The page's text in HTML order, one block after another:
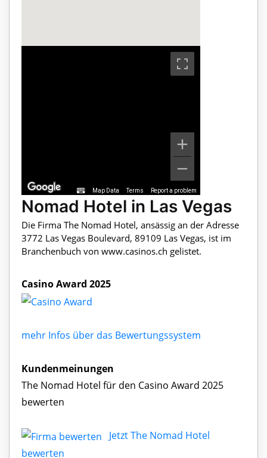
Map Data Terms Report a problem
Nomad Hotel in Las Vegas
Die Firma The Nomad Hotel, ansässig an der Adresse
3772 Las Vegas Boulevard, 89109 Las Vegas, ist im
Branchenbuch von www.casinos.ch gelistet.
Casino Award 2025
mehr Infos über das Bewertungssystem
Kundenmeinungen
The Nomad Hotel für den Casino Award 2025
bewerten
Jetzt The Nomad Hotel
bewerten